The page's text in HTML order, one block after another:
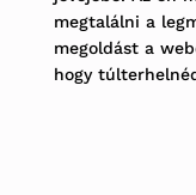
megtalálni a
megoldást a
hogy